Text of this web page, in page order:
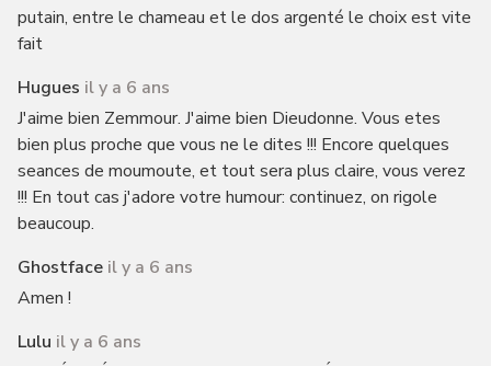
putain, entre le chameau et le dos argenté le choix est vite
fait
Hugues il y a 6 ans
J'aime bien Zemmour. J'aime bien Dieudonne. Vous etes
bien plus proche que vous ne le dites !!! Encore quelques
seances de moumoute, et tout sera plus claire, vous verez
!!! En tout cas j'adore votre humour: continuez, on rigole
beaucoup.
Ghostface il y a 6 ans
Amen !
Lulu il y a 6 ans